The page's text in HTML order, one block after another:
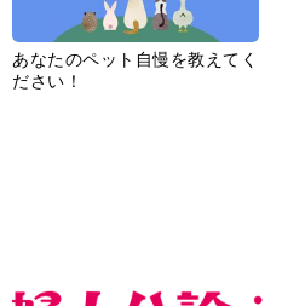
あなたのペット自慢を教えてく
ださい！